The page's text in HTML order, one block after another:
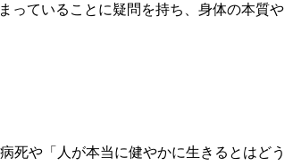
っていることに疑問を持ち、身体の本質や
死や「人が本当に健やかに生きるとはどう